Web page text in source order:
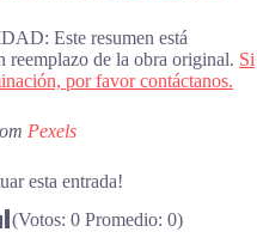
Este resumen está
reemplazo de la obra original. Si
por favor contáctanos.
Pexels
esta entrada!
(Votos: 0Promedio: 0)